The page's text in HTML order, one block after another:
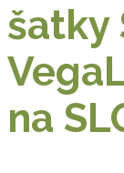
šatky
na